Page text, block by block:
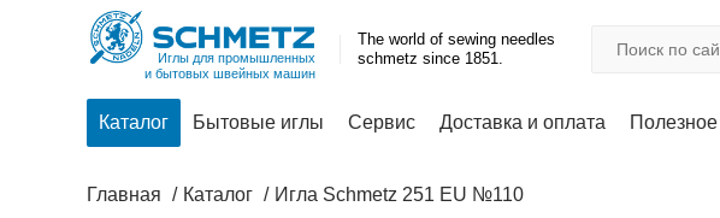
Иглы для промышленных
и бытовых швейных машин
The world of sewing needles
schmetz since 1851.
Каталог Бытовые иглы Сервис Доставка и оплата Полезное
Главная Каталог Игла Schmetz 251 EU №110